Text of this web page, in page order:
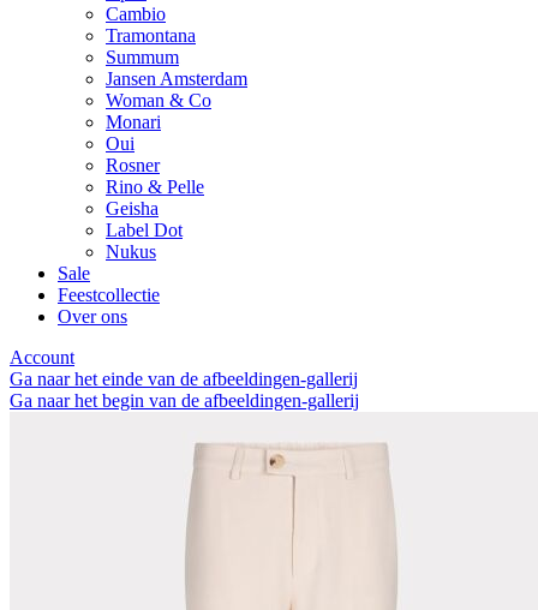
Cambio
Tramontana
Summum
Jansen Amsterdam
Woman & Co
Monari
Oui
Rosner
Rino & Pelle
Geisha
Label Dot
Nukus
Sale
Feestcollectie
Over ons
Account
Ga naar het einde van de afbeeldingen-gallerij
Ga naar het begin van de afbeeldingen-gallerij